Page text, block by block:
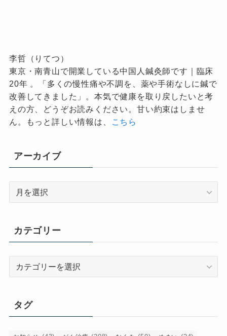
李哲（りてつ）
東京・南青山で開業している中国人鍼灸師です｜臨床
20年 。「多くの慢性痛や不調を、薬や手術なしに鍼で
改善してきました」。本気で健康を取り戻したいと考
えの方、どうぞお読みください。甘い約束はしませ
ん。もっと詳しい情報は、
こちら
アーカイブ
ブ
カテゴリー
ー
タグ